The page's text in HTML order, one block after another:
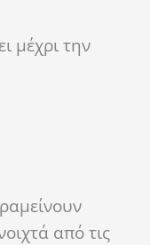
μέχρι την
από τις